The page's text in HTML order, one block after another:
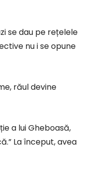
se dau pe rețelele
nu i se opune
răul devine
a lui Gheboasă,
La început, avea